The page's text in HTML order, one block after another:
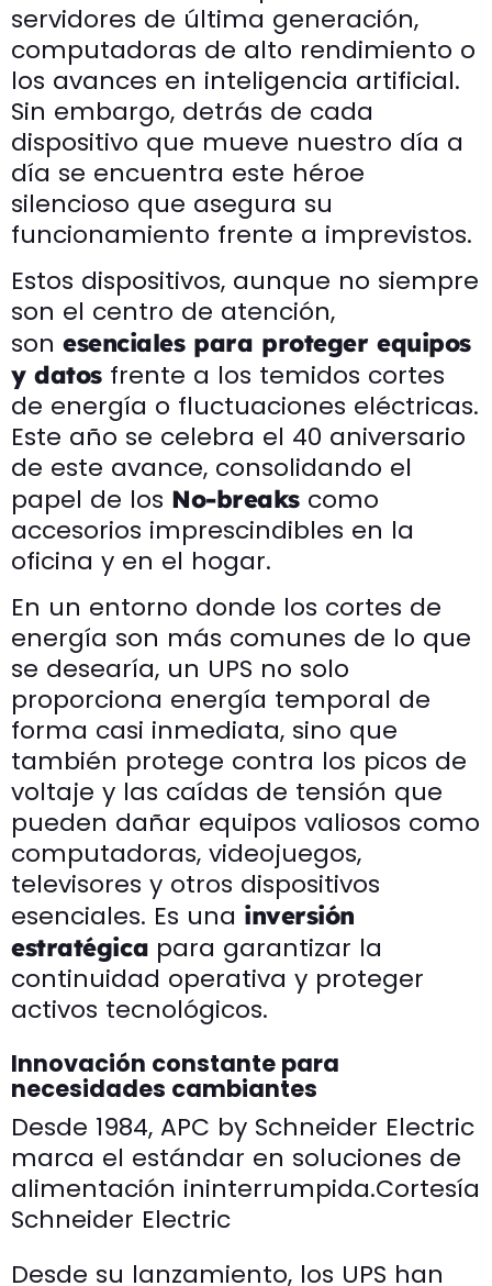
servidores de última generación,
computadoras de alto rendimiento o
los avances en inteligencia artificial.
Sin embargo, detrás de cada
dispositivo que mueve nuestro día a
día se encuentra este héroe
silencioso que asegura su
funcionamiento frente a imprevistos.
Estos dispositivos, aunque no siempre
son el centro de atención,
son esenciales para proteger equipos
y datosfrente a los temidos cortes
de energía o fluctuaciones eléctricas.
Este año se celebra el 40 aniversario
de este avance, consolidando el
papel de los No-breaks como
accesorios imprescindibles en la
oficina y en el hogar.
En un entorno donde los cortes de
energía son más comunes de lo que
se desearía, un UPS no solo
proporciona energía temporal de
forma casi inmediata, sino que
también protege contra los picos de
voltaje y las caídas de tensión que
pueden dañar equipos valiosos como
computadoras, videojuegos,
televisores y otros dispositivos
esenciales. Es una inversión
estratégica para garantizar la
continuidad operativa y proteger
activos tecnológicos.
Innovación constante para
necesidades cambiantes
Desde 1984, APC by Schneider Electric
marca el estándar en soluciones de
alimentación ininterrumpida.Cortesía
Schneider Electric
Desde su lanzamiento, los UPS han